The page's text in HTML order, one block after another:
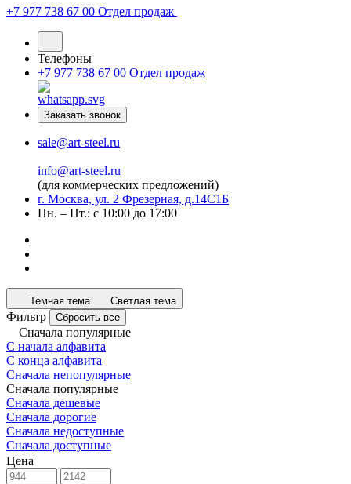
+7 977 738 67 00 Отдел продаж
Телефоны
+7 977 738 67 00 Отдел продаж
Заказать звонок
sale@art-steel.ru
info@art-steel.ru
(для коммерческих предложений)
г. Москва, ул. 2 Фрезерная, д.14С1Б
Пн. – Пт.: с 10:00 до 17:00
Темная тема Светлая тема
Фильтр Сбросить все
Сначала популярные
С начала алфавита
С конца алфавита
Сначала непопулярные
Сначала популярные
Сначала дешевые
Сначала дорогие
Сначала недоступные
Сначала доступные
Цена